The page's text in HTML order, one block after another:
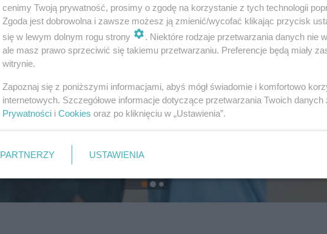
cenimy Twoją prywatność, prosimy o zgodę na korzystanie z tych technologii
Zgoda jest dobrowolna i zawsze możesz ją zmienić/wycofać klikając przycisk
się w lewym dolnym rogu strony
. Niektóre rodzaje przetwarzania danych nie
ale masz prawo sprzeciwić się takiemu przetwarzaniu. Preferencje będą miały
witrynie.
Zapoznaj się z poniższymi informacjami, abyś mógł świadomie i komfortowo
internetowych. Szczegółowe informacje dotyczące przetwarzania Twoich
Prywatności i Cookies oraz po kliknięciu w „Ustawienia”.
PARTNERZY USTAWIENIA